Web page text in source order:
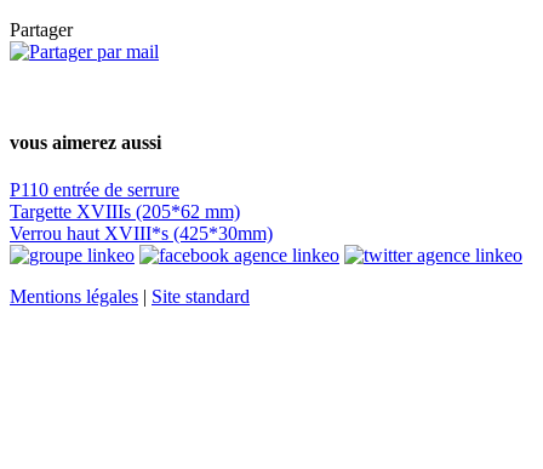
Partager
vous aimerez aussi
P110 entrée de serrure
Targette XVIIIs (205*62 mm)
Verrou haut XVIII*s (425*30mm)
Mentions légales | Site standard